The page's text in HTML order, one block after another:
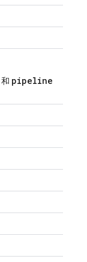
和 pipeline